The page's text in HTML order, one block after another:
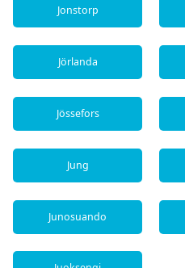
Jonstorp
Jörlanda
Jössefors
Jung
Junosuando